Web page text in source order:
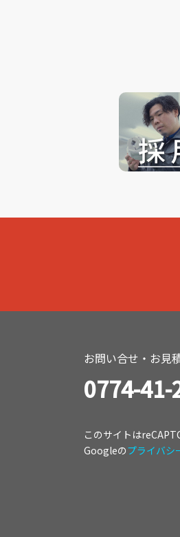
お問い合せ・お見
0774-41-
このサイトは
Googleのプライバシ